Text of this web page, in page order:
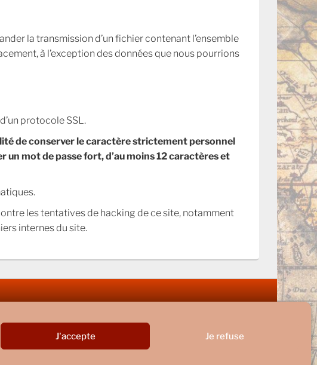
J'accepte Je refuse
la transmission d’un fichier contenant l’ensemble
à l’exception des données que nous pourrions
protocole SSL.
de conserver le caractère strictement personnel
un mot de passe fort, d’au moins 12 caractères et
les tentatives de hacking de ce site, notamment
internes du site.
Thème : Catch Box parThèmes Catch